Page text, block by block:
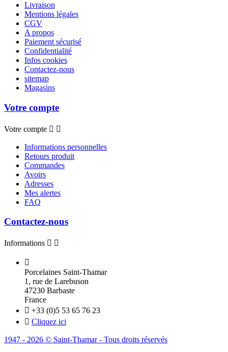
Livraison
Mentions légales
CGV
A propos
Paiement sécurisé
Confidentialité
Infos cookies
Contactez-nous
sitemap
Magasins
Votre compte
Votre compte  
Informations personnelles
Retours produit
Commandes
Avoirs
Adresses
Mes alertes
FAQ
Contactez-nous
Informations  

Porcelaines Saint-Thamar
1, rue de Larebuson
47230 Barbaste
France
 +33 (0)5 53 65 76 23
 Cliquez ici
1947 - 2026 © Saint-Thamar - Tous droits réservés